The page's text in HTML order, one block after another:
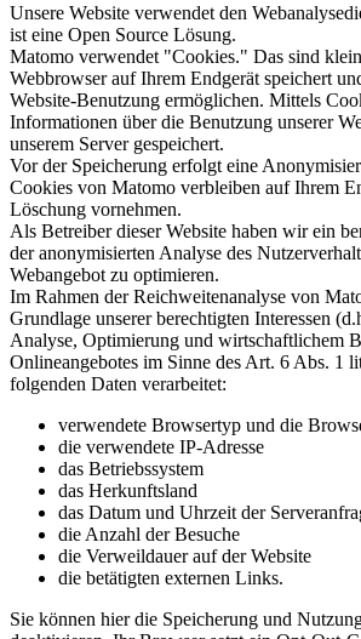
Unsere Website verwendet den
ist eine Open Source Lösung.
Matomo verwendet "Cookies." Das sind
Webbrowser auf Ihrem Endgerät speichert
Website-Benutzung ermöglichen. Mittels
Informationen über die Benutzung unserer
unserem Server gespeichert.
Vor der Speicherung erfolgt eine
Cookies von Matomo verbleiben auf Ihrem
Löschung vornehmen.
Als Betreiber dieser Website haben wir ein
der anonymisierten Analyse des
Webangebot zu optimieren.
Im Rahmen der Reichweitenanalyse von
Grundlage unserer berechtigten Interessen
Analyse, Optimierung und wirtschaftlichem
Onlineangebotes im Sinne des Art. 6 Abs. 1
folgenden Daten verarbeitet:
verwendete Browsertyp und die
die verwendete IP-Adresse
das Betriebssystem
das Herkunftsland
das Datum und Uhrzeit der
die Anzahl der Besuche
die Verweildauer auf der Website
die betätigten externen Links.
Sie können hier die Speicherung und